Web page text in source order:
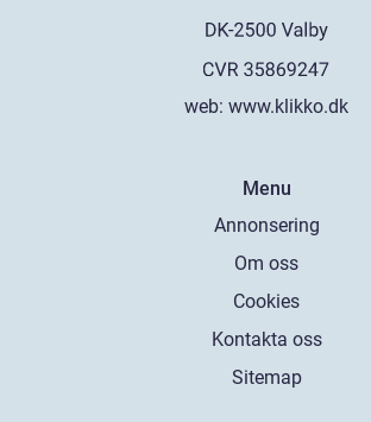
web: www.klikko.dk
Menu
Annonsering
Om oss
Cookies
Kontakta oss
Sitemap